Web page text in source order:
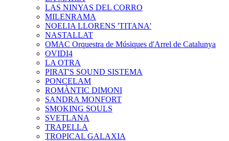
LAS NINYAS DEL CORRO
MILENRAMA
NOELIA LLORENS 'TITANA'
NASTALLAT
OMAC Orquestra de Músiques d'Arrel de Catalunya
OVIDI4
LA OTRA
PIRAT'S SOUND SISTEMA
PONCELAM
ROMÀNTIC DIMONI
SANDRA MONFORT
SMOKING SOULS
SVETLANA
TRAPELLA
TROPICAL GALAXIA